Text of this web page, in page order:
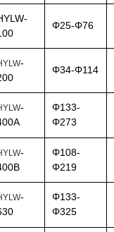
Φ25-Φ76
-
Φ34-Φ114
-
Φ133-
Φ273
-
Φ108-
Φ219
-
Φ133-
Φ325